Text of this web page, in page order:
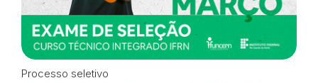
Processo seletivo